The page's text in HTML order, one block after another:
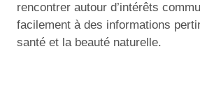
rencontrer autour d’intérêts
facilement à des informations
santé et la beauté naturelle.